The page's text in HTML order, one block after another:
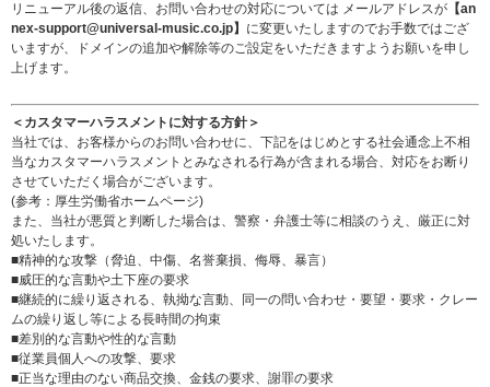
リニューアル後の返信、お問い合わせの対応については メールアドレスが 【an
nex-support@universal-music.co.jp】 に変更いたしますのでお手数ではござ
いますが、ドメインの追加や解除等のご設定をいただきますようお願いを申し
上げます。
＜カスタマーハラスメントに対する方針＞
当社では、お客様からのお問い合わせに、下記をはじめとする社会通念上不相
当なカスタマーハラスメントとみなされる行為が含まれる場合、対応をお断り
させていただく場合がございます。
(参考： 厚生労働省ホームページ)
また、当社が悪質と判断した場合は、警察・弁護士等に相談のうえ、厳正に対
処いたします。
■精神的な攻撃（脅迫、中傷、名誉棄損、侮辱、暴言）
■威圧的な言動や土下座の要求
■継続的に繰り返される、執拗な言動、同一の問い合わせ・要望・要求・クレー
ムの繰り返し等による長時間の拘束
■差別的な言動や性的な言動
■従業員個人への攻撃、要求
■正当な理由のない商品交換、金銭の要求、謝罪の要求